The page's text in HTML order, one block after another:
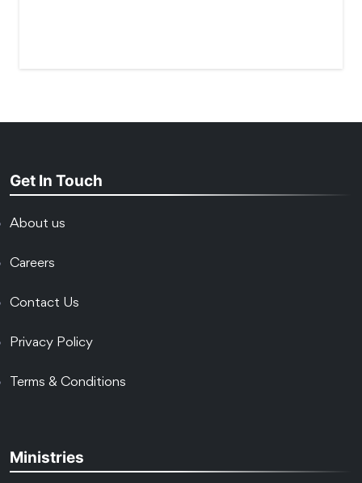
Get In Touch
About us
Careers
Contact Us
Privacy Policy
Terms & Conditions
Ministries